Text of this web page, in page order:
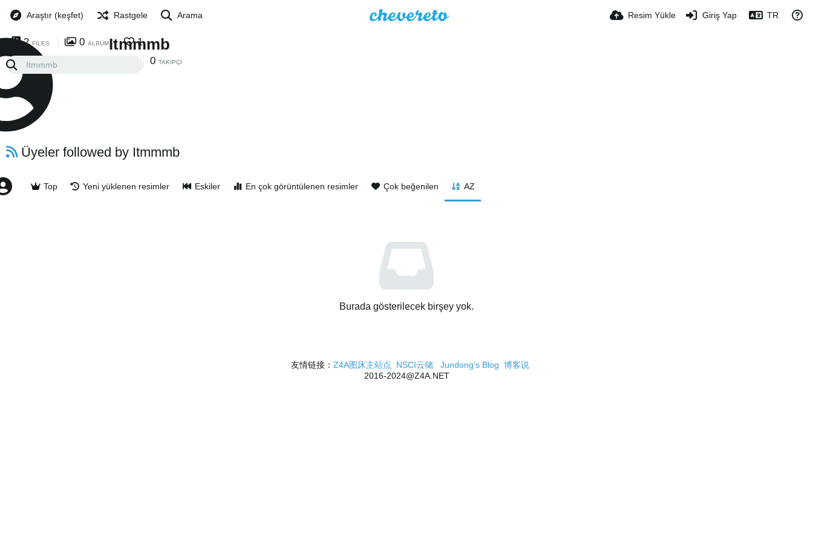
Araştır (keşfet) Rastgele Arama Resim Yükle Giriş Yap TR
Itmmmb
0 TAKIPÇI
2 FILES 0 ALBÜM 1
Üyeler followed by Itmmmb
Top Yeni yüklenen resimler Eskiler En çok görüntülenen resimler Çok beğenilen AZ
Burada gösterilecek birşey yok.
友情链接： Z4A图床主站点 NSCI云储 Jundong's Blog 博客说
2016-2024@Z4A.NET